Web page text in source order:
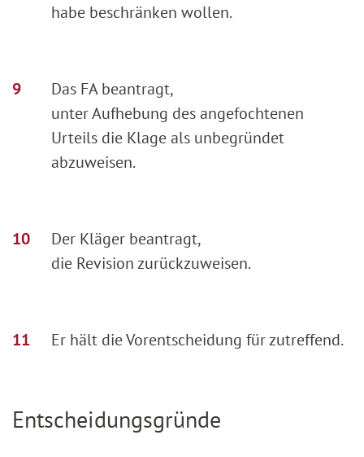
habe beschränken wollen.
Das FA beantragt,
unter Aufhebung des angefochtenen
Urteils die Klage als unbegründet
abzuweisen.
Der Kläger beantragt,
die Revision zurückzuweisen.
Er hält die Vorentscheidung für zutreffend.
Entscheidungsgründe